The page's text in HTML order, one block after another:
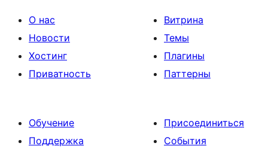
О нас
Новости
Хостинг
Приватность
Витрина
Темы
Плагины
Паттерны
Обучение
Поддержка
Присоединиться
События